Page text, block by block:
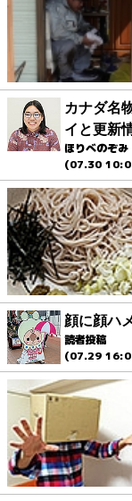
カナダ名
イと更新
ほりべのぞみ
(07.30
顔に顔ハ
読者投稿
(07.29